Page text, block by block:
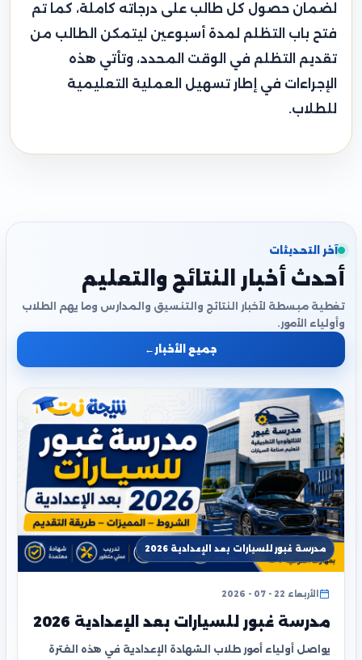
لضمان حصول كل طالب على درجاته كاملة، كما تم
فتح باب التظلم لمدة أسبوعين ليتمكن الطالب من
تقديم التظلم في الوقت المحدد، وتأتي هذه
الإجراءات في إطار تسهيل العملية التعليمية
للطلاب.
آخر التحديثات
أحدث أخبار النتائج والتعليم
تغطية مبسطة لأخبار النتائج والتنسيق والمدارس وما يهم الطلاب
وأولياء الأمور.
جميع الأخبار ←
مدرسة غبور للسيارات بعد الإعدادية 2026
الأربعاء 22 - 07 - 2026
مدرسة غبور للسيارات بعد الإعدادية 2026
يواصل أولياء أمور طلاب الشهادة الإعدادية في هذه الفترة